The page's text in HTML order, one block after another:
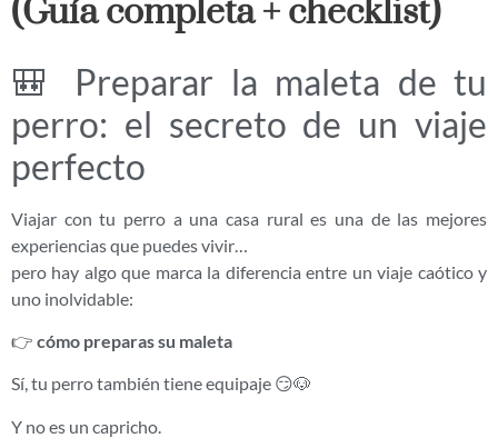
(Guía completa + checklist)
🎒 Preparar la maleta de tu
perro: el secreto de un viaje
perfecto
Viajar con tu perro a una casa rural es una de las mejores
experiencias que puedes vivir…
pero hay algo que marca la diferencia entre un viaje caótico y
uno inolvidable:
👉 cómo preparas su maleta
Sí, tu perro también tiene equipaje 😏🐶
Y no es un capricho.